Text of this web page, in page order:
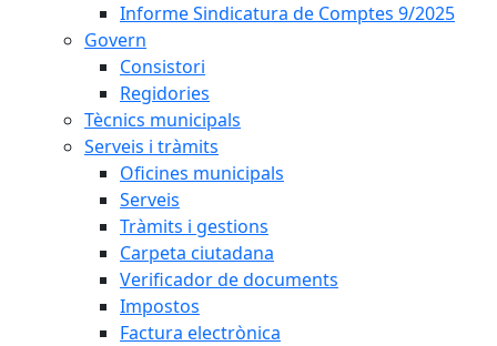
Informe Sindicatura de Comptes 9/2025
Govern
Consistori
Regidories
Tècnics municipals
Serveis i tràmits
Oficines municipals
Serveis
Tràmits i gestions
Carpeta ciutadana
Verificador de documents
Impostos
Factura electrònica